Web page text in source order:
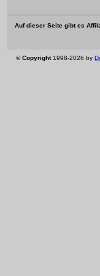
Auf dieser Seite gibt es
©Copyright1998-2026 by